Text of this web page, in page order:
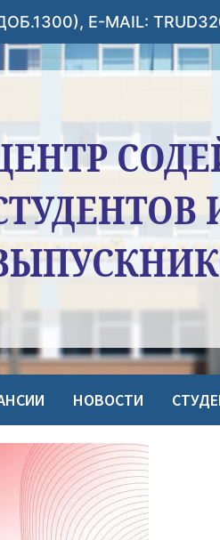
E-MAIL:
НОВОСТИ